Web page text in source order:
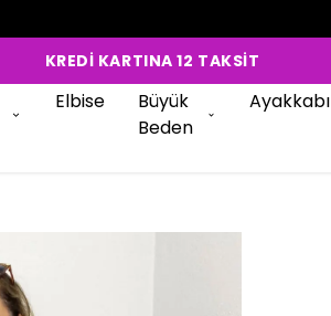
KREDİ KARTINA 12 TAKSİT
Elbise
Büyük
Beden
Ayakkabı